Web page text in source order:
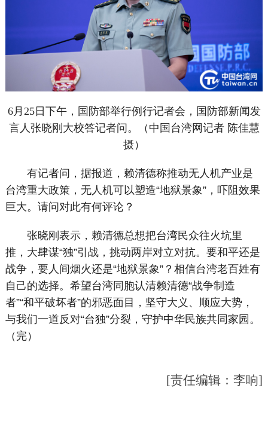
6月25日下午，国防部举行例行记者会，国防部新闻发
言人张晓刚大校答记者问。（中国台湾网记者 陈佳慧
摄）
有记者问，据报道，赖清德称推动无人机产业是
台湾重大政策，无人机可以塑造“地狱景象”，吓阻效果
巨大。请问对此有何评论？
张晓刚表示，赖清德总想把台湾民众往火坑里
推，大肆谋“独”引战，挑动两岸对立对抗。要和平还是
战争，要人间烟火还是“地狱景象”？相信台湾老百姓有
自己的选择。希望台湾同胞认清赖清德“战争制造
者”“和平破坏者”的邪恶面目，坚守大义、顺应大势，
与我们一道反对“台独”分裂，守护中华民族共同家园。
（完）
[责任编辑：李响]